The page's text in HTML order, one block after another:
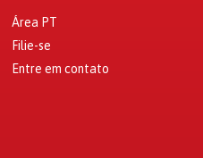
Área PT
Filie-se
Entre em contato